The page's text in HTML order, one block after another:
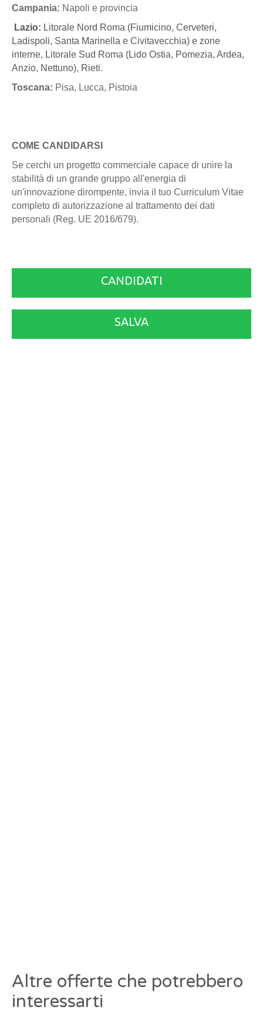
Campania: Napoli e provincia
Lazio: Litorale Nord Roma (Fiumicino, Cerveteri,
Ladispoli, Santa Marinella e Civitavecchia) e zone
interne, Litorale Sud Roma (Lido Ostia, Pomezia, Ardea,
Anzio, Nettuno), Rieti.
Toscana: Pisa, Lucca, Pistoia
COME CANDIDARSI
Se cerchi un progetto commerciale capace di unire la
stabilità di un grande gruppo all'energia di
un'innovazione dirompente, invia il tuo Curriculum Vitae
completo di autorizzazione al trattamento dei dati
personali (Reg. UE 2016/679).
CANDIDATI
SALVA
Altre offerte che potrebbero
interessarti